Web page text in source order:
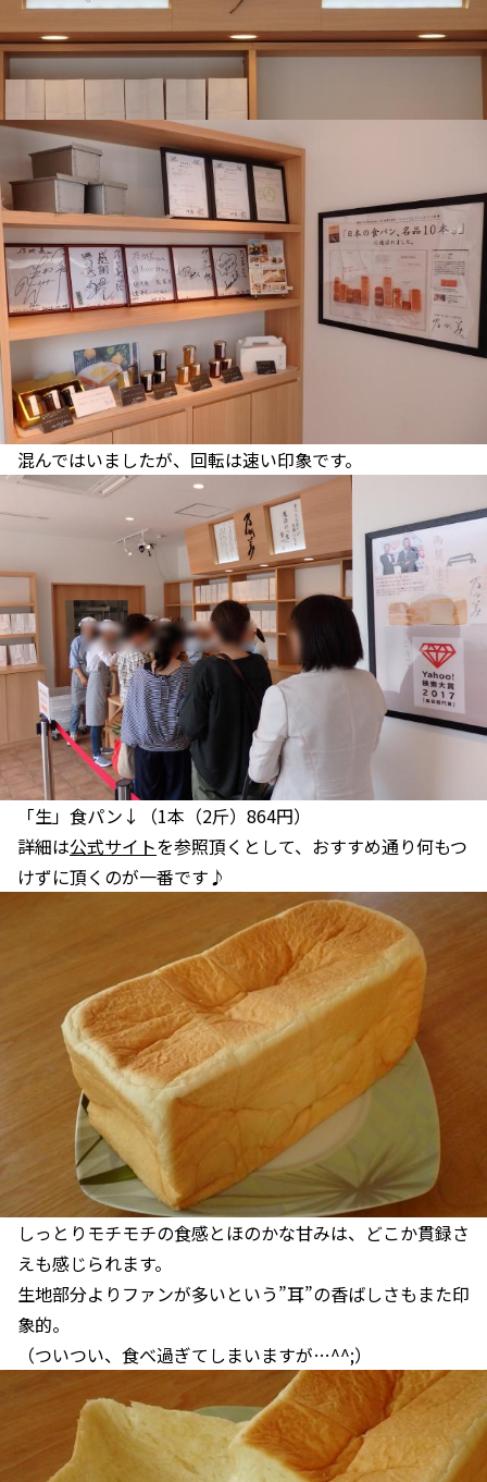
混んではいましたが、回転は速い印象です。
「生」食パン↓（1本（2斤）864円）
詳細は公式サイトを参照頂くとして、おすすめ通り何もつ
けずに頂くのが一番です♪
しっとりモチモチの食感とほのかな甘みは、どこか貫録さ
えも感じられます。
生地部分よりファンが多いという”耳”の香ばしさもまた印
象的。
（ついつい、食べ過ぎてしまいますが…^^;）